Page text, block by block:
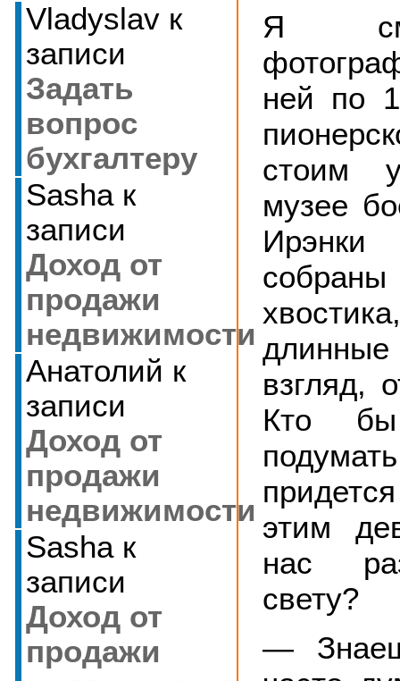
Vladyslavк
записи
Задать
вопрос
бухгалтеру
Sashaк
записи
Доход от
продажи
недвижимости
Анатолий к
записи
Доход от
продажи
недвижимости
Sashaк
записи
Доход от
продажи
Я
ней по
стоим
музее
взгляд,
Кто
этим
нас
свету?
—